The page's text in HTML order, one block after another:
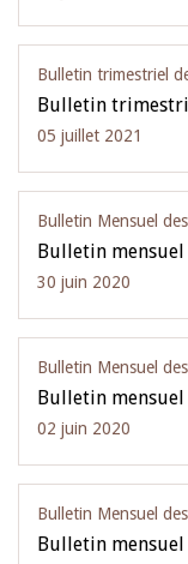
Bulletin trimestriel
Bulletin
05 juillet 2021
Bulletin Mensuel
Bulletin
30 juin 2020
Bulletin Mensuel
Bulletin
02 juin 2020
Bulletin Mensuel
Bulletin